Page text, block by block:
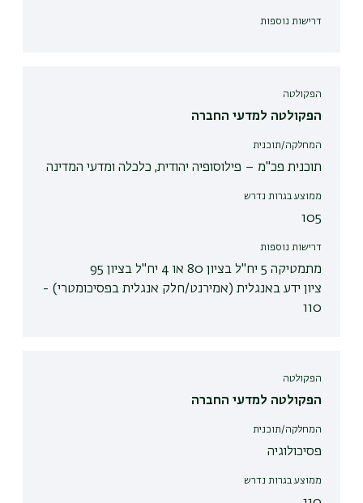
דרישות נוספות
הפקולטה
הפקולטה למדעי החברה
המחלקה/תוכנית
תוכנית פכ"מ – פילוסופיה יהודית, כלכלה ומדעי המדינה
ממוצע בגרות נדרש
105
דרישות נוספות
מתמטיקה 5 יח"ל בציון 80 או 4 יח"ל בציון 95
ציון ידע באנגלית (אמירנט/חלק אנגלית בפסיכומטרי) -
110
הפקולטה
הפקולטה למדעי החברה
המחלקה/תוכנית
פסיכולוגיה
ממוצע בגרות נדרש